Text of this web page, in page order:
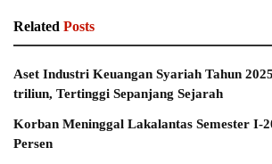
Related Posts
Aset Industri Keuangan Syariah Tahun
triliun, Tertinggi Sepanjang Sejarah
Korban Meninggal Lakalantas Semester I-
Persen